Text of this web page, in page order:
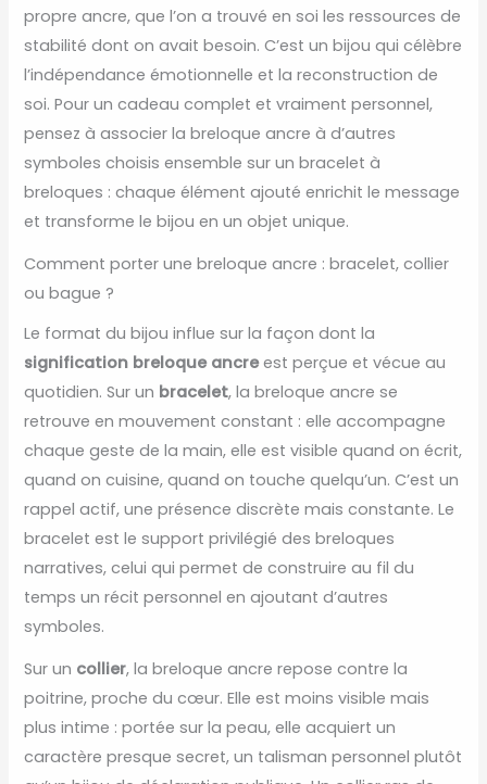
propre ancre, que l’on a trouvé en soi les ressources de
stabilité dont on avait besoin. C’est un bijou qui célèbre
l’indépendance émotionnelle et la reconstruction de
soi. Pour un cadeau complet et vraiment personnel,
pensez à associer la breloque ancre à d’autres
symboles choisis ensemble sur un bracelet à
breloques : chaque élément ajouté enrichit le message
et transforme le bijou en un objet unique.
Comment porter une breloque ancre : bracelet, collier
ou bague ?
Le format du bijou influe sur la façon dont la
signification breloque ancreest perçue et vécue au
quotidien. Sur un bracelet, la breloque ancre se
retrouve en mouvement constant : elle accompagne
chaque geste de la main, elle est visible quand on écrit,
quand on cuisine, quand on touche quelqu’un. C’est un
rappel actif, une présence discrète mais constante. Le
bracelet est le support privilégié des breloques
narratives, celui qui permet de construire au fil du
temps un récit personnel en ajoutant d’autres
symboles.
Sur un collier, la breloque ancre repose contre la
poitrine, proche du cœur. Elle est moins visible mais
plus intime : portée sur la peau, elle acquiert un
caractère presque secret, un talisman personnel plutôt